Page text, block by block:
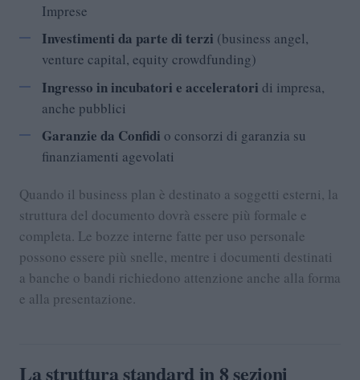
Imprese
Investimenti da parte di terzi (business angel,
venture capital, equity crowdfunding)
Ingresso in incubatori e acceleratori di impresa,
anche pubblici
Garanzie da Confidi o consorzi di garanzia su
finanziamenti agevolati
Quando il business plan è destinato a soggetti esterni, la
struttura del documento dovrà essere più formale e
completa. Le bozze interne fatte per uso personale
possono essere più snelle, mentre i documenti destinati
a banche o bandi richiedono attenzione anche alla forma
e alla presentazione.
La struttura standard in 8 sezioni